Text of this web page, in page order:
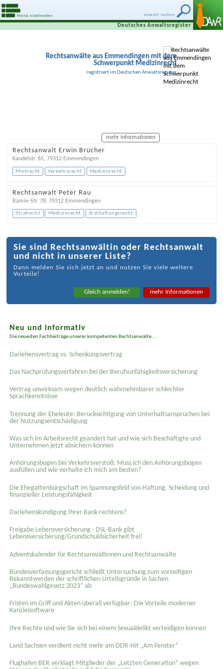
Anwalt suchen
Menü einblenden
Deutsches Anwaltsregister
Rechtsanwälte aus Emmendingen mit dem
Schwerpunkt Medizinrecht
registriert im Deutschen Anwaltsregister
mehr Informationen
Rechtsanwalt Erwin Brücher
Kandelstr. 65, 79312 Emmendingen
Mietrecht Verkehrsrecht Medizinrecht
Rechtsanwalt Peter Rau
Ramie-Str. 78, 79312 Emmendingen
Strafrecht Medizinrecht Arzthaftungsrecht
Sie sind Rechtsanwältin oder Rechtsanwalt
und nicht in unserer Liste?
Dann melden Sie sich jetzt an und nutzen Sie viele weitere
Vorteile!
Gleich anmelden! mehr Informationen
Neu und informativ
Die neuesten Fachbeiträge unserer kompetenten Rechtsanwälte ...
Darlehensvertrag vs. Schenkungsvertrag
Das Nachprüfungsverfahren bei der Berufsunfähigkeitsversicherung
Vertrag unwirksam wegen deutlich wahrnehmbarer schlechter
Sprachkenntnisse
Trennung der Eheleute: Berücksichtigung von Unterhaltsansprüchen bei
der Nutzungsentschädigung
Was sich im Arbeitsrecht geändert hat und wie sich Beschäftigte und
Unternehmen jetzt absichern können
Anhörungsbogen bei Verkehrsverstoß: Muss ich den Anhörungsbogen
ausfüllen und wie verhalte ich mich am besten?
Die Ehegattenbürgschaft im Spannungsfeld von Haftung, Scheidung und
finanzieller Leistungsfähigkeit
Darlehenskündigung Ihrer Bank rechtens?
Freigabe Lebensversicherung - DSL-Bank gibt
Lebensversicherung/Grundschuldsicherheit frei!
Adventskalender für Rechtsanwältinnen und Rechtsanwälte
Bundesverfassungsgericht schließt Untersuchung zum vorzeitigen
Bekanntwerden der schriftlichen Urteilsgründe in Sachen
„Bundeswahlgesetz 2023“ ab
Fristen im Griff und Akten überall verfügbar: Die Vorteile moderner
Kanzleisoftware
Ihre Rechte und wie Sie sich bei einem Sexual­delikt verteidigen können
Land Sachsen verdient nicht mehr am DDR-Hit „Am Fenster“
Flughafen BER verklagt Mitglieder der „Letzten Generation“ wegen